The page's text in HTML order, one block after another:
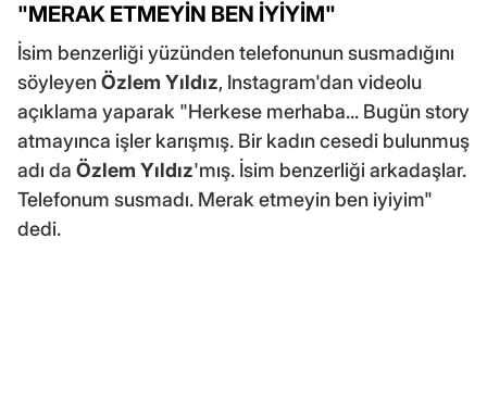
"MERAK ETMEYİN BEN İYİYİM"
İsim benzerliği yüzünden telefonunun susmadığını
söyleyenÖzlem Yıldız, Instagram'dan videolu
açıklama yaparak "Herkese merhaba... Bugün story
atmayınca işler karışmış. Bir kadın cesedi bulunmuş
adı da Özlem Yıldız'mış. İsim benzerliği arkadaşlar.
Telefonum susmadı. Merak etmeyin ben iyiyim"
dedi.